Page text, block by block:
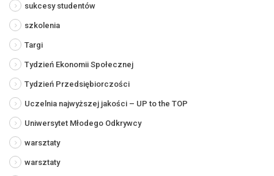
sukcesy studentów
szkolenia
Targi
Tydzień Ekonomii Społecznej
Tydzień Przedsiębiorczości
Uczelnia najwyższej jakości – UP to the TOP
Uniwersytet Młodego Odkrywcy
warsztaty
warsztaty